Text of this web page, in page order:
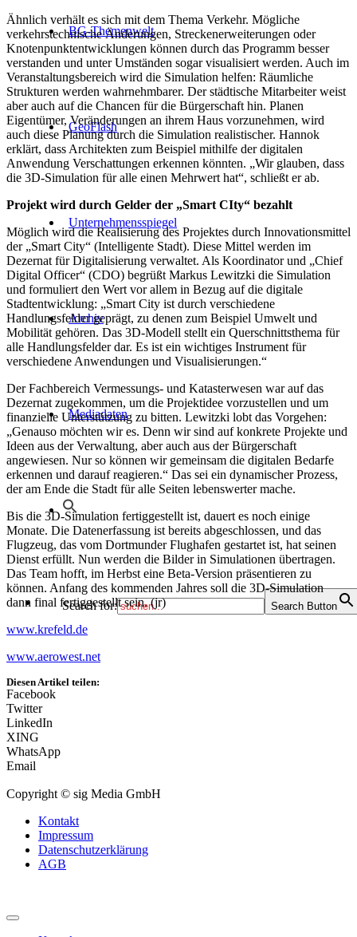
BG-Themenwelt
GeoFlash
Unternehmensspiegel
Archiv
Mediadaten
Search for: Search Button
Ähnlich verhält es sich mit dem Thema Verkehr. Mögliche
verkehrstechnische Änderungen, Streckenerweiterungen oder
Knotenpunktentwicklungen können durch das Programm besser
verstanden und unter Umständen sogar visualisiert werden. Auch im
Veranstaltungsbereich wird die Simulation helfen: Räumliche
Strukturen werden wahrnehmbarer. Der städtische Mitarbeiter weist
aber auch auf die Chancen für die Bürgerschaft hin. Planen
Eigentümer, Veränderungen an ihrem Haus vorzunehmen, wird
auch diese Planung durch die Simulation realistischer. Hannok
erklärt, dass Architekten zum Beispiel mithilfe der digitalen
Anwendung Verschattungen erkennen könnten. „Wir glauben, dass
die 3D-Simulation für alle einen Mehrwert hat“, schließt er ab.
Projekt wird durch Gelder der „Smart CIty“ bezahlt
Möglich wird die Realisierung des Projektes durch Innovationsmittel
der „Smart City“ (Intelligente Stadt). Diese Mittel werden im
Dezernat für Digitalisierung verwaltet. Als Koordinator und „Chief
Digital Officer“ (CDO) begrüßt Markus Lewitzki die Simulation
und formuliert den Wert vor allem in Bezug auf die digitale
Stadtentwicklung: „Smart City ist durch verschiedene
Handlungsfelder geprägt, zu denen zum Beispiel Umwelt und
Mobilität gehören. Das 3D-Modell stellt ein Querschnittsthema für
alle Handlungsfelder dar. Es ist ein wichtiges Instrument für
verschiedene Anwendungen und Visualisierungen.“
Der Fachbereich Vermessungs- und Katasterwesen war auf das
Dezernat zugekommen, um die Projektidee vorzustellen und um
finanzielle Unterstützung zu bitten. Lewitzki lobt das Vorgehen:
„Genauso möchten wir es. Denn wir sind auf konkrete Projekte und
Ideen aus der Verwaltung, aber auch aus der Bürgerschaft
angewiesen. Nur so können wir gemeinsam die digitalen Bedarfe
erkennen und darauf reagieren.“ Das sei ein dynamischer Prozess,
der am Ende die Stadt für alle Seiten lebenswerter mache.
Bis die 3D-Simulation fertiggestellt ist, dauert es noch einige
Monate. Die Datenerfassung ist bereits abgeschlossen, und das
Flugzeug, das vom Dortmunder Flughafen gestartet ist, hat seinen
Dienst erfüllt. Nun werden die Bilder in Simulationen übertragen.
Das Team hofft, im Herbst eine Beta-Version präsentieren zu
können. Anfang des kommenden Jahres soll die 3D-Simulation
dann final fertiggestellt sein. (jr)
www.krefeld.de
www.aerowest.net
Diesen Artikel teilen:
Facebook
Twitter
LinkedIn
XING
WhatsApp
Email
Copyright © sig Media GmbH
Kontakt
Impressum
Datenschutzerklärung
AGB